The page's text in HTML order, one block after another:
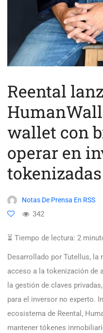
Reental
wallet con
operar en
tokenizadas
Notas De Prensa En RSS
342
⏳ Tiempo de lectura: 2
Desarrollado por Tutellus, la
acceso a la tokenización de
la gestión de claves
para el inversor no experto.
ecosistema de Reental,
mantener tókenes